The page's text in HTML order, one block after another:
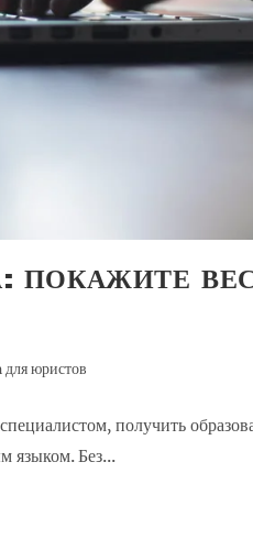
ПОКАЖИТЕ
юристов
получить
языком. Без...